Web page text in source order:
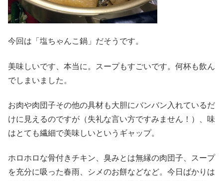
今回は「塩ちゃんこ鍋」だそうです。
美味しいです、本当に。スープもすごいです。何杯も飲ん
でしまいました。
お肉や肉団子その他の具材も大胆にバンバン入れているだ
けに見えるのですが（失礼な言い方ですみません！）、味
はとても繊細で美味しいというギャップ。
ホロホロな骨付きチキン、臭みとは無縁の肉団子、スープ
を充分に吸った春雨、シメのお餅などなど。今日ばかりは